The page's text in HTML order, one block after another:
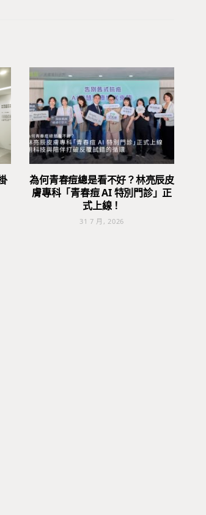
為何青春痘總是看不好？林亮辰皮
膚專科「青春痘 AI 特別門診」正
式上線！
31 7 月, 2026